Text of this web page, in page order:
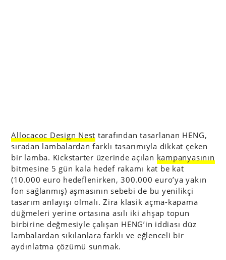
Allocacoc Design Nest tarafından tasarlanan HENG,
sıradan lambalardan farklı tasarımıyla dikkat çeken
bir lamba. Kickstarter üzerinde açılan kampanyasının
bitmesine 5 gün kala hedef rakamı kat be kat
(10.000 euro hedeflenirken, 300.000 euro’ya yakın
fon sağlanmış) aşmasının sebebi de bu yenilikçi
tasarım anlayışı olmalı. Zira klasik açma-kapama
düğmeleri yerine ortasına asılı iki ahşap topun
birbirine değmesiyle çalışan HENG’in iddiası düz
lambalardan sıkılanlara farklı ve eğlenceli bir
aydınlatma çözümü sunmak.